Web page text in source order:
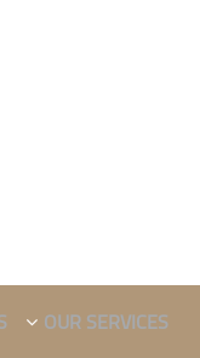
OUR SERVICES